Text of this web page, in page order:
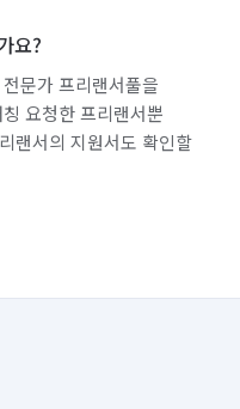
요?
문가 프리랜서풀을
요청한 프리랜서뿐
랜서의 지원서도 확인할